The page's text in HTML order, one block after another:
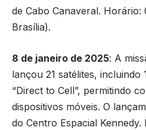
de Cabo Canaveral. Horário:
Brasília).
8 de janeiro de 2025: A
lançou 21 satélites, incluindo
“Direct to Cell”, permitindo
dispositivos móveis. O
do Centro Espacial